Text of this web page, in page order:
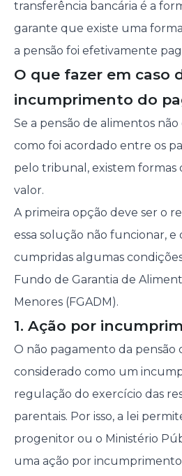
transferência bancária é a
garante que existe uma
a pensão foi efetivamente
O que fazer em caso
incumprimento do
Se a pensão de alimentos não
como foi acordado entre os
pelo tribunal, existem formas
valor.
A primeira opção deve ser o
essa solução não funcionar, e
cumpridas algumas
Fundo de Garantia de
Menores (FGADM).
1. Ação por
O não pagamento da pensão
considerado como um
regulação do exercício das
parentais. Por isso, a lei
progenitor ou o Ministério
uma ação por